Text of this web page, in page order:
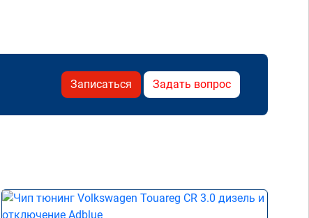
Записаться Задать вопрос